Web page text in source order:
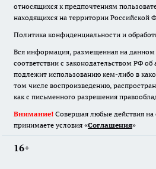
относящихся к предпочтениям
находящихся на территории Российской
Политика конфиденциальности и
Вся информация, размещенная на данном
соответствии с законодательством РФ об
подлежит использованию кем-либо в
том числе воспроизведению,
как с письменного разрешения
Внимание! Совершая любые действия на
принимаете условия «Cоглашения»
16+